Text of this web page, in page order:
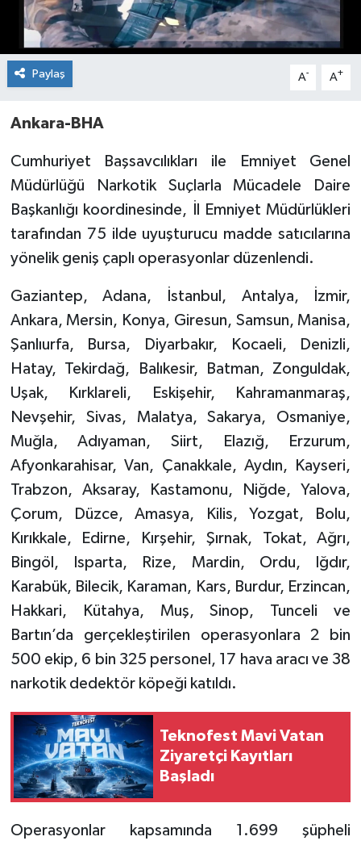
Paylaş A- A+
Ankara- BHA
Cumhuriyet Başsavcılıkları ile Emniyet Genel
Müdürlüğü Narkotik Suçlarla Mücadele Daire
Başkanlığı koordinesinde, İl Emniyet Müdürlükleri
tarafından 75 ilde uyuşturucu madde satıcılarına
yönelik geniş çaplı operasyonlar düzenlendi.
Gaziantep, Adana, İstanbul, Antalya, İzmir,
Ankara, Mersin, Konya, Giresun, Samsun, Manisa,
Şanlıurfa, Bursa, Diyarbakır, Kocaeli, Denizli,
Hatay, Tekirdağ, Balıkesir, Batman, Zonguldak,
Uşak, Kırklareli, Eskişehir, Kahramanmaraş,
Nevşehir, Sivas, Malatya, Sakarya, Osmaniye,
Muğla, Adıyaman, Siirt, Elazığ, Erzurum,
Afyonkarahisar, Van, Çanakkale, Aydın, Kayseri,
Trabzon, Aksaray, Kastamonu, Niğde, Yalova,
Çorum, Düzce, Amasya, Kilis, Yozgat, Bolu,
Kırıkkale, Edirne, Kırşehir, Şırnak, Tokat, Ağrı,
Bingöl, Isparta, Rize, Mardin, Ordu, Iğdır,
Karabük, Bilecik, Karaman, Kars, Burdur, Erzincan,
Hakkari, Kütahya, Muş, Sinop, Tunceli ve
Bartın’da gerçekleştirilen operasyonlara 2 bin
500 ekip, 6 bin 325 personel, 17 hava aracı ve 38
narkotik dedektör köpeği katıldı.
Teknofest Mavi Vatan
Ziyaretçi Kayıtları
Başladı
Operasyonlar kapsamında 1.699 şüpheli